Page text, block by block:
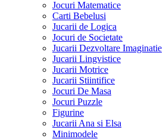
Jocuri Matematice
Carti Bebelusi
Jucarii de Logica
Jocuri de Societate
Jucarii Dezvoltare Imaginatie
Jucarii Lingvistice
Jucarii Motrice
Jucarii Stiintifice
Jocuri De Masa
Jocuri Puzzle
Figurine
Jucarii Ana si Elsa
Minimodele